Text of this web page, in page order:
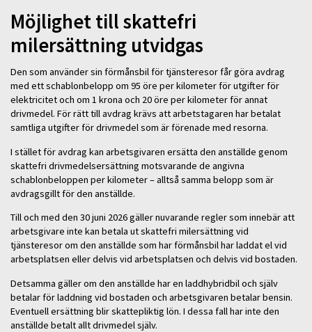
Möjlighet till skattefri
milersättning utvidgas
Den som använder sin förmånsbil för tjänsteresor får göra avdrag
med ett schablonbelopp om 95 öre per kilometer för utgifter för
elektricitet och om 1 krona och 20 öre per kilometer för annat
drivmedel. För rätt till avdrag krävs att arbetstagaren har betalat
samtliga utgifter för drivmedel som är förenade med resorna.
I stället för avdrag kan arbetsgivaren ersätta den anställde genom
skattefri drivmedelsersättning motsvarande de angivna
schablonbeloppen per kilometer – alltså samma belopp som är
avdragsgillt för den anställde.
Till och med den 30 juni 2026 gäller nuvarande regler som innebär att
arbetsgivare inte kan betala ut skattefri milersättning vid
tjänsteresor om den anställde som har förmånsbil har laddat el vid
arbetsplatsen eller delvis vid arbetsplatsen och delvis vid bostaden.
Detsamma gäller om den anställde har en laddhybridbil och själv
betalar för laddning vid bostaden och arbetsgivaren betalar bensin.
Eventuell ersättning blir skattepliktig lön. I dessa fall har inte den
anställde betalt allt drivmedel själv.